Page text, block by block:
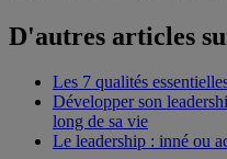
D'autres articles
Les 7 qualités
Développer son
long de sa vie
Le leadership : inné ou